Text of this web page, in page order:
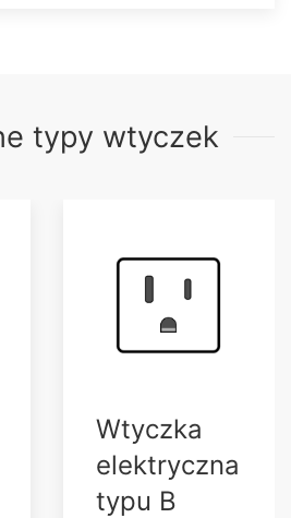
typy wtyczek
Wtyczka
elektryczna
typu B